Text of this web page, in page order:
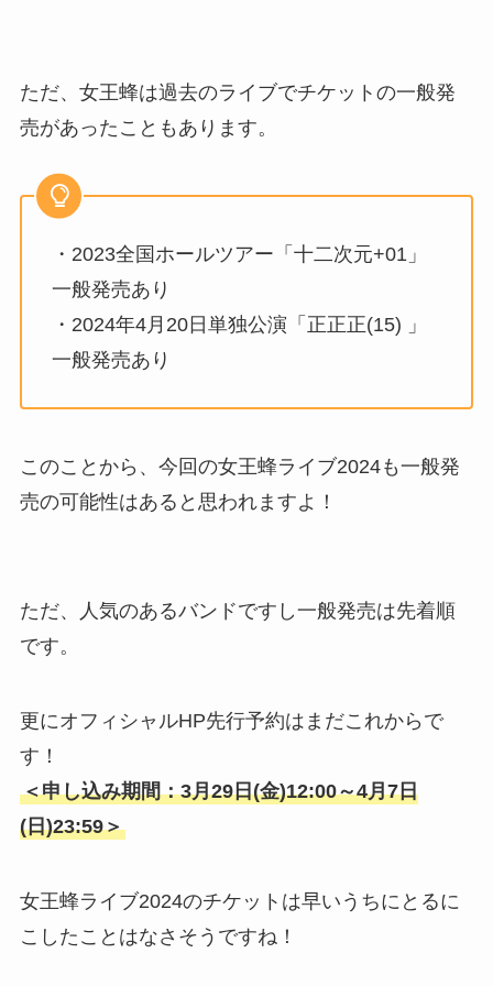
ただ、女王蜂は過去のライブでチケットの一般発
売があったこともあります。
・2023全国ホールツアー「十二次元+01」
一般発売あり
・2024年4月20日単独公演「正正正(15) 」
一般発売あり
このことから、今回の女王蜂ライブ2024も一般発
売の可能性はあると思われますよ！
ただ、人気のあるバンドですし一般発売は先着順
です。
更にオフィシャルHP先行予約はまだこれからで
す！
＜申し込み期間：3月29日(金)12:00～4月7日
(日)23:59＞
女王蜂ライブ2024のチケットは早いうちにとるに
こしたことはなさそうですね！